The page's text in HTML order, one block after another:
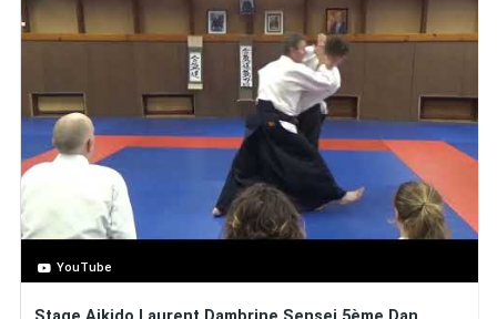
YouTube